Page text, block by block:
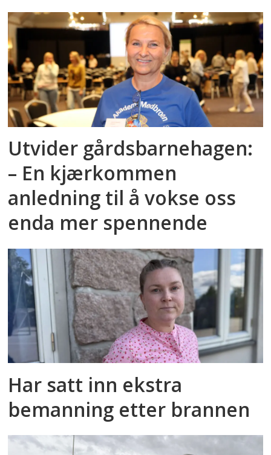
Utvider gårdsbarnehagen:
– En kjærkommen
anledning til å vokse oss
enda mer spennende
Har satt inn ekstra
bemanning etter brannen